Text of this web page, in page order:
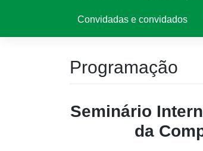
Convidadas e convidados
Programação
Seminário
da